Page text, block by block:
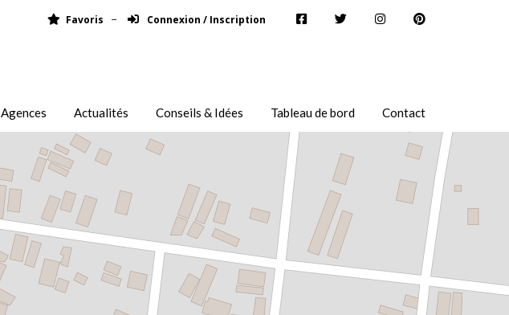
Favoris Connexion / Inscription
Agences Actualités Conseils & Idées Tableau de bord Contact